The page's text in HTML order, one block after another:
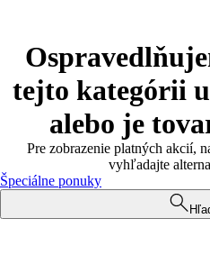
tejto kategórii
alebo je
Pre zobrazenie platných akcií,
vyhľadajte
Špeciálne ponuky